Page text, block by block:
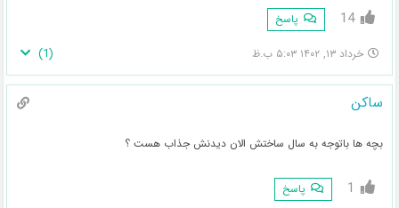
14 پاسخ
خرداد ۱۳, ۱۴۰۲ ۵:۰۳ ب.ظ (
1
)
ساکن
بچه ها باتوجه به سال ساختش الان دیدنش جذاب هست ؟
1 پاسخ